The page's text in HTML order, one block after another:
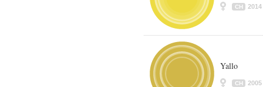
CH 2014
Yallo
CH 2005